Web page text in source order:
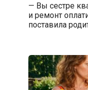
— Вы сестре
и ремонт
поставила